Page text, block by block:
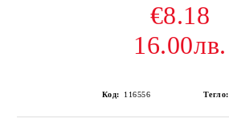
€8.18
16.00лв.
Код: 116556 Тегло: